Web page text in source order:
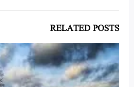
RELATED POSTS